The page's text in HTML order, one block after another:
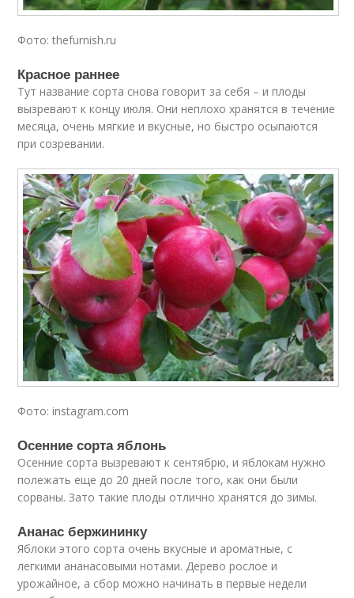
Фото: thefurnish.ru
Красное раннее
Тут название сорта снова говорит за себя – и плоды
вызревают к концу июля. Они неплохо хранятся в течение
месяца, очень мягкие и вкусные, но быстро осыпаются
при созревании.
Фото: instagram.com
Осенние сорта яблонь
Осенние сорта вызревают к сентябрю, и яблокам нужно
полежать еще до 20 дней после того, как они были
сорваны. Зато такие плоды отлично хранятся до зимы.
Ананас бержининку
Яблоки этого сорта очень вкусные и ароматные, с
легкими ананасовыми нотами. Дерево рослое и
урожайное, а сбор можно начинать в первые недели